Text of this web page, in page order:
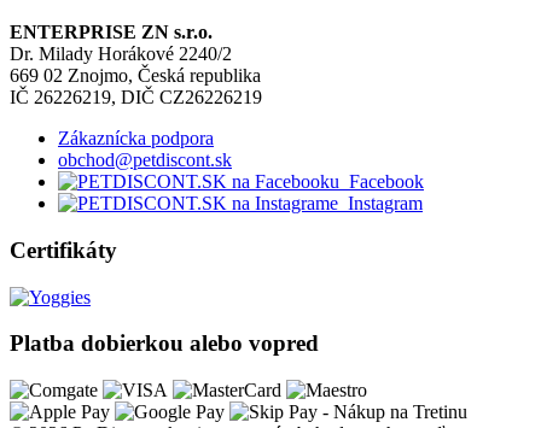
ENTERPRISE ZN s.r.o.
Dr. Milady Horákové 2240/2
669 02 Znojmo, Česká republika
IČ 26226219, DIČ CZ26226219
Zákaznícka podpora
obchod@petdiscont.sk
Facebook
Instagram
Certifikáty
Platba dobierkou alebo vopred